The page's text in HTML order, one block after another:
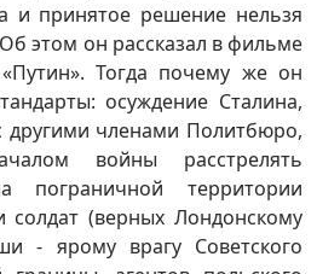
и принятое решение нельзя
этом он рассказал в фильме
Тогда почему же он
осуждение Сталина,
другими членами Политбюро,
войны расстрелять
пограничной территории
солдат (верных Лондонскому
- ярому врагу Советского